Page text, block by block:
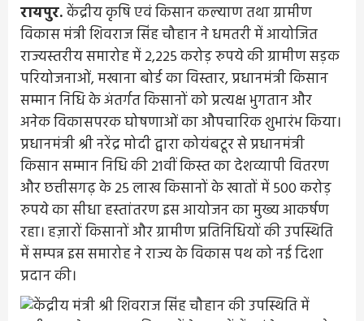
रायपुर.केंद्रीय कृषि एवं किसान कल्याण तथा ग्रामीण
विकास मंत्री शिवराज सिंह चौहान ने धमतरी में आयोजित
राज्यस्तरीय समारोह में 2,225 करोड़ रुपये की ग्रामीण सड़क
परियोजनाओं, मखाना बोर्ड का विस्तार, प्रधानमंत्री किसान
सम्मान निधि के अंतर्गत किसानों को प्रत्यक्ष भुगतान और
अनेक विकासपरक घोषणाओं का औपचारिक शुभारंभ किया।
प्रधानमंत्री श्री नरेंद्र मोदी द्वारा कोयंबटूर से प्रधानमंत्री
किसान सम्मान निधि की 21वीं किस्त का देशव्यापी वितरण
और छत्तीसगढ़ के 25 लाख किसानों के खातों में 500 करोड़
रुपये का सीधा हस्तांतरण इस आयोजन का मुख्य आकर्षण
रहा। हज़ारों किसानों और ग्रामीण प्रतिनिधियों की उपस्थिति
में सम्पन्न इस समारोह ने राज्य के विकास पथ को नई दिशा
प्रदान की।